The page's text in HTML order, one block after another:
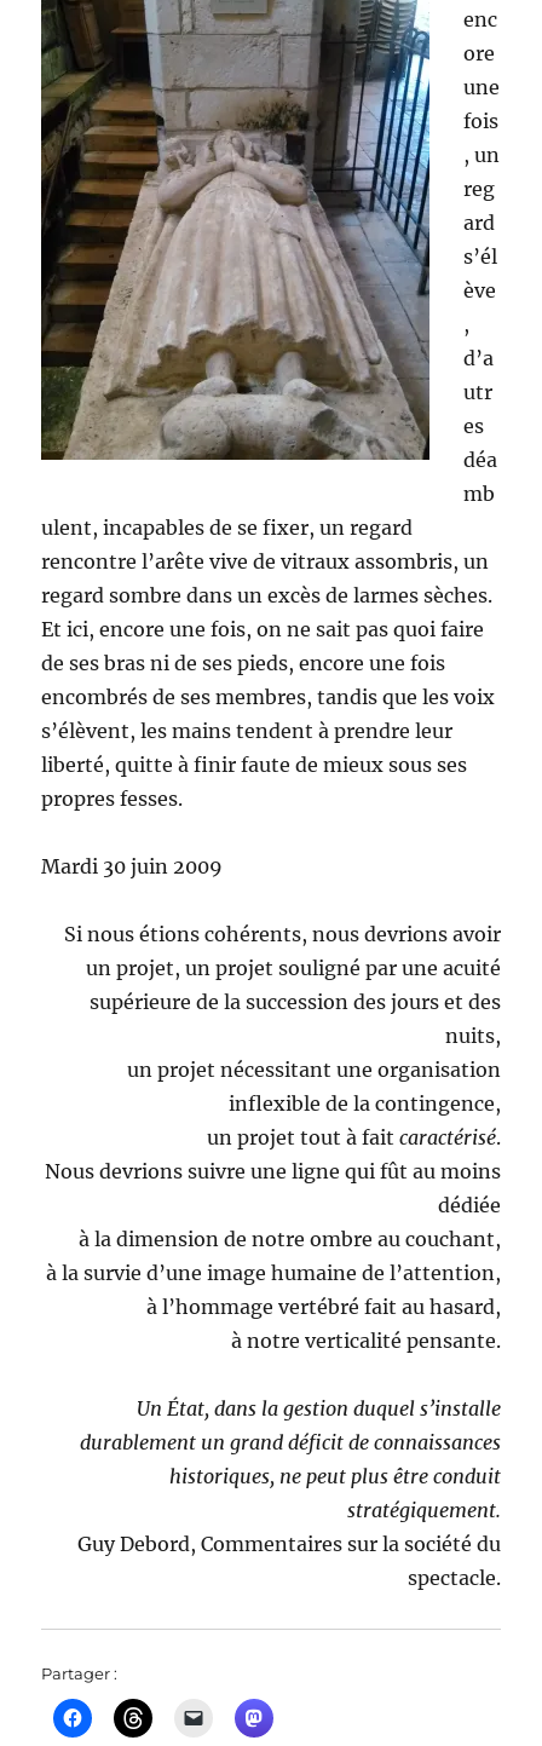
enc
ore
une
fois
, un
reg
ard
s’él
ève
,
d’a
utr
es
déa
mb
ulent, incapables de se fixer, un regard
rencontre l’arête vive de vitraux assombris, un
regard sombre dans un excès de larmes sèches.
Et ici, encore une fois, on ne sait pas quoi faire
de ses bras ni de ses pieds, encore une fois
encombrés de ses membres, tandis que les voix
s’élèvent, les mains tendent à prendre leur
liberté, quitte à finir faute de mieux sous ses
propres fesses.
Mardi 30 juin 2009
Si nous étions cohérents, nous devrions avoir
un projet, un projet souligné par une acuité
supérieure de la succession des jours et des
nuits,
un projet nécessitant une organisation
inflexible de la contingence,
un projet tout à fait caractérisé.
Nous devrions suivre une ligne qui fût au moins
dédiée
à la dimension de notre ombre au couchant,
à la survie d’une image humaine de l’attention,
à l’hommage vertébré fait au hasard,
à notre verticalité pensante.
Un État, dans la gestion duquel s’installe
durablement un grand déficit de connaissances
historiques, ne peut plus être conduit
stratégiquement.
Guy Debord, Commentaires sur la société du
spectacle.
Partager :